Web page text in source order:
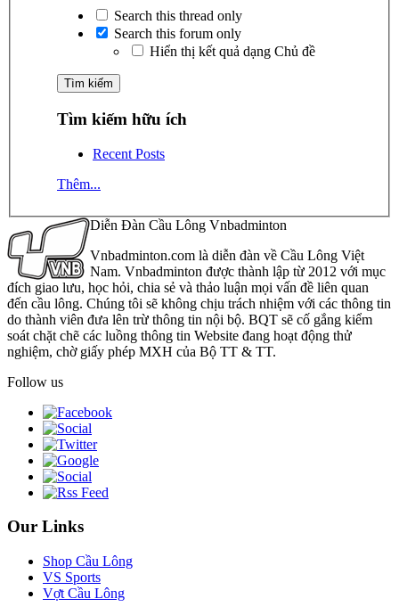
Search this thread only
Search this forum only
Hiển thị kết quả dạng Chủ đề
Tìm kiếm hữu ích
Recent Posts
Thêm...
Diễn Đàn Cầu Lông Vnbadminton
Vnbadminton.com là diễn đàn về Cầu Lông Việt
Nam. Vnbadminton được thành lập từ 2012 với mục
đích giao lưu, học hỏi, chia sẻ và thảo luận mọi vấn đề liên quan
đến cầu lông. Chúng tôi sẽ không chịu trách nhiệm với các thông tin
do thành viên đưa lên trừ thông tin nội bộ. BQT sẽ cố gắng kiểm
soát chặt chẽ các luồng thông tin Website đang hoạt động thử
nghiệm, chờ giấy phép MXH của Bộ TT & TT.
Follow us
Our Links
Shop Cầu Lông
VS Sports
Vợt Cầu Lông